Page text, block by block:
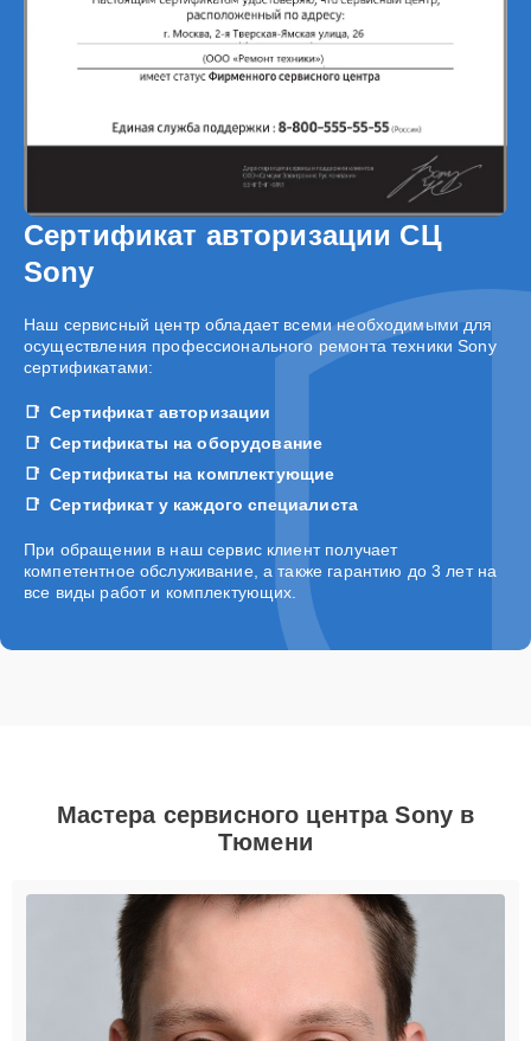
Сертификат авторизации СЦ
Sony
Наш сервисный центр обладает всеми необходимыми для
осуществления профессионального ремонта техники Sony
сертификатами:
Сертификат авторизации
Сертификаты на оборудование
Сертификаты на комплектующие
Сертификат у каждого специалиста
При обращении в наш сервис клиент получает
компетентное обслуживание, а также гарантию до 3 лет на
все виды работ и комплектующих.
Мастера сервисного центра Sony в
Тюмени